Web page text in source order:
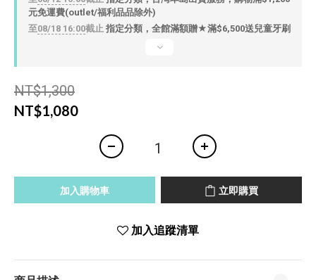
元免運費(outlet/福利品品除外)
至08/18 16:00截止 指定分類，全館滿額贈★滿$6,500送兒童牙刷
NT$1,300
NT$1,080
加入購物車 立即購買
加入追蹤清單